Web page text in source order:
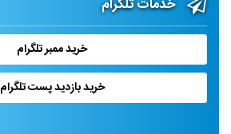
خدمات تلگرام
خرید ممبر تلگرام
خرید بازدید پست تلگرام